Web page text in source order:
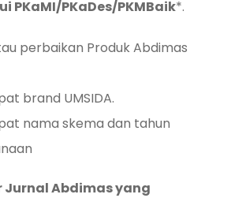
PKaMI/PKaDes/PKMBaik*.
perbaikan Produk Abdimas
brand UMSIDA.
nama skema dan tahun
Jurnal Abdimas yang